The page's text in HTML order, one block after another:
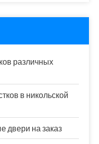
различных
в никольской
двери на заказ